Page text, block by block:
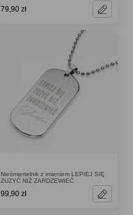
79,90 zł
Nieśmiertelnik z imieniem LEPIEJ SIĘ
ZUŻYĆ NIŻ ZARDZEWIEĆ
99,90 zł